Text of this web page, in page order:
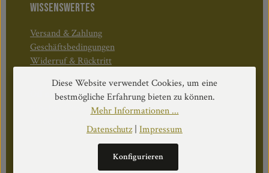
WISSENSWERTES
Versand & Zahlung
Geschäftsbedingungen
Widerruf & Rücktritt
Öffnungszeiten:
Mo–Do: 08:30–17:00 Uhr
Diese Website verwendet Cookies, um eine
bestmögliche Erfahrung bieten zu können.
Mehr Informationen ...
Datenschutz| Impressum
Konfigurieren